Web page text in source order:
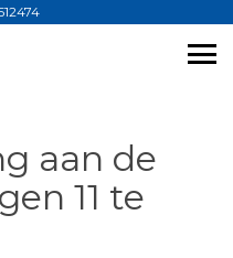
aan de
11 te